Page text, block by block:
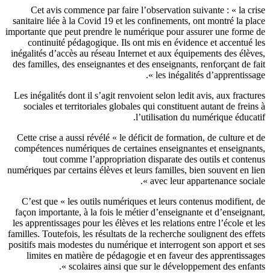
Cet avis commence par faire l’observation suivante : « la
sanitaire liée à la Covid 19 et les confinements, ont montré la
importante que peut prendre le numérique pour assurer une forme
continuité pédagogique. Ils ont mis en évidence et accentué
inégalités d’accès au réseau Internet et aux équipements des
des familles, des enseignantes et des enseignants, renforçant de
les inégalités
Les inégalités dont il s’agit renvoient selon ledit avis, aux
sociales et territoriales globales qui constituent autant de
l’utilisation du numérique
Cette crise a aussi révélé « le déficit de formation, de culture et
compétences numériques de certaines enseignantes et
tout comme l’appropriation disparate des outils et
numériques par certains élèves et leurs familles, bien souvent en
avec leur appartenance
C’est que « les outils numériques et leurs contenus modifient,
façon importante, à la fois le métier d’enseignante et
les apprentissages pour les élèves et les relations entre l’école et
familles. Toutefois, les résultats de la recherche soulignent des
positifs mais modestes du numérique et interrogent son apport et
limites en matière de pédagogie et en faveur des
scolaires ainsi que sur le développement des